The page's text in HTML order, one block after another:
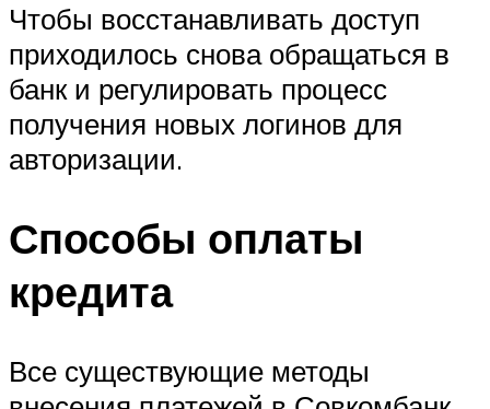
Чтобы восстанавливать доступ
приходилось снова обращаться в
банк и регулировать процесс
получения новых логинов для
авторизации.
Способы оплаты
кредита
Все существующие методы